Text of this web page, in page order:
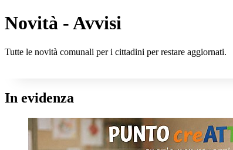
Novità - Avvisi
Tutte le novità comunali per i cittadini per restare aggiornati.
In evidenza